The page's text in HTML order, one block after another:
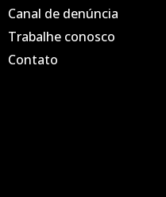
Canal de denúncia
Trabalhe conosco
Contato